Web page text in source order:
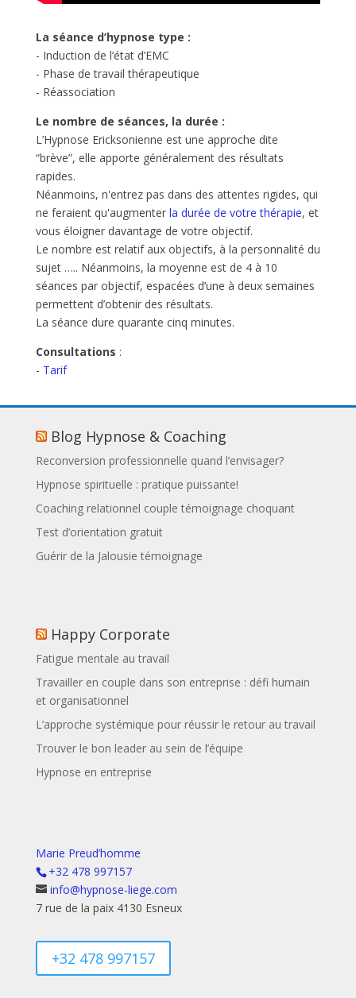
La séance d’hypnose type :
- Induction de l’état d’EMC
- Phase de travail thérapeutique
- Réassociation
Le nombre de séances, la durée :
L’Hypnose Ericksonienne est une approche dite
“brève”, elle apporte généralement des résultats
rapides.
Néanmoins, n'entrez pas dans des attentes rigides, qui
ne feraient qu'augmenter la durée de votre thérapie, et
vous éloigner davantage de votre objectif.
Le nombre est relatif aux objectifs, à la personnalité du
sujet ….. Néanmoins, la moyenne est de 4 à 10
séances par objectif, espacées d’une à deux semaines
permettent d’obtenir des résultats.
La séance dure quarante cinq minutes.
Consultations :
- Tarif
Blog Hypnose & Coaching
Reconversion professionnelle quand l’envisager?
Hypnose spirituelle : pratique puissante!
Coaching relationnel couple témoignage choquant
Test d’orientation gratuit
Guérir de la Jalousie témoignage
Happy Corporate
Fatigue mentale au travail
Travailler en couple dans son entreprise : défi humain
et organisationnel
L’approche systémique pour réussir le retour au travail
Trouver le bon leader au sein de l’équipe
Hypnose en entreprise
Marie Preud’homme
+32 478 997157
info@hypnose-liege.com
7 rue de la paix 4130 Esneux
+32 478 997157